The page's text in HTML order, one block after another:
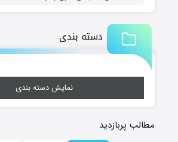
دسته بندی
نمایش دسته بندی
مطالب پربازدید